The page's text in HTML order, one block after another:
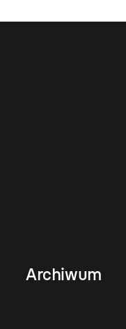
Archiwum